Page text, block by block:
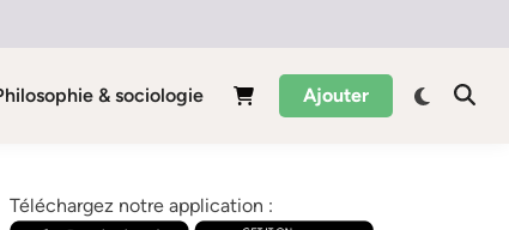
& sociologie Ajouter
Téléchargez notre application :